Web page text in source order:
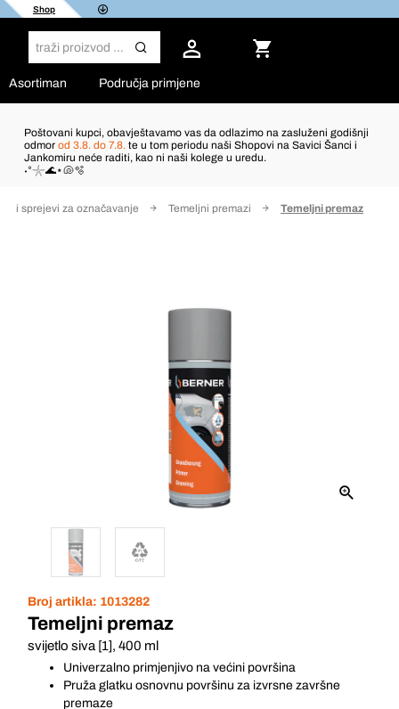
Shop
Asortiman Područja primjene
Poštovani kupci, obavještavamo vas da odlazimo na zasluženi godišnji
odmor od 3.8. do 7.8. te u tom periodu naši Shopovi na Savici Šanci i
Jankomiru neće raditi, kao ni naši kolege u uredu.
˖°𓇼🌊⋆🐚🫧
i sprejevi za označavanje Temeljni premazi Temeljni premaz
Broj artikla: 1013282
Temeljni premaz
svijetlo siva [1], 400 ml
Univerzalno primjenjivo na većini površina
Pruža glatku osnovnu površinu za izvrsne završne
premaze